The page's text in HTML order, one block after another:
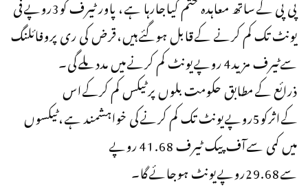
یونٹ تک کم کرنے کےقابل ہوگئےہیں،قرض کی ری پروفائلنگ
سےٹیرف مزید4 روپےیونٹ کم کرنےمیں مددملےگی۔
ذرائع کےمطابق حکومت بلوں پرٹیکس کم کرکےاس
کےاثرکو5روپےیونٹ تک کم کرنےکی خواہشمند ہے،ٹیکسوں
میں کمی سےآف پیک ٹیرف 41.68 روپے
سے29.68روپےیونٹ ہوجائےگا۔